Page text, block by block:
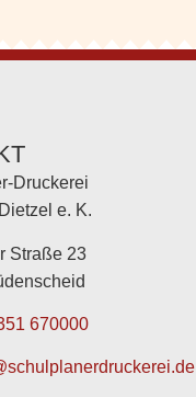
Druckerei
e. K.
Straße 23
670000